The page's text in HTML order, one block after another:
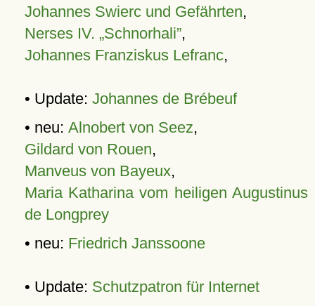
Johannes Swierc und Gefährten,
Nerses IV. „Schnorhali”,
Johannes Franziskus Lefranc,
• Update: Johannes de Brébeuf
• neu: Alnobert von Seez,
Gildard von Rouen,
Manveus von Bayeux,
Maria Katharina vom heiligen Augustinus
de Longprey
• neu: Friedrich Janssoone
• Update: Schutzpatron für Internet